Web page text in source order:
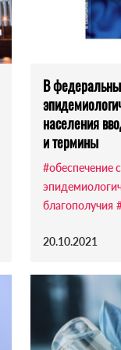
В
населения
и термины
#обеспечение
благополучия
20.10.2021